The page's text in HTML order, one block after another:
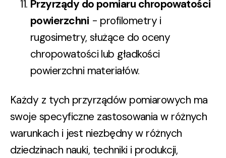
Przyrządy do pomiaru chropowatości
powierzchni - profilometry i
rugosimetry, służące do oceny
chropowatości lub gładkości
powierzchni materiałów.
Każdy z tych przyrządów pomiarowych ma
swoje specyficzne zastosowania w różnych
warunkach i jest niezbędny w różnych
dziedzinach nauki, techniki i produkcji,